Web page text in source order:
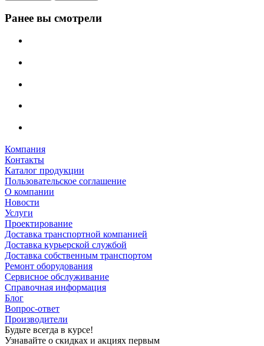
Ранее вы смотрели
Компания
Контакты
Каталог продукции
Пользовательское соглашение
О компании
Новости
Услуги
Проектирование
Доставка транспортной компанией
Доставка курьерской службой
Доставка собственным транспортом
Ремонт оборудования
Сервисное обслуживание
Справочная информация
Блог
Вопрос-ответ
Производители
Будьте всегда в курсе!
Узнавайте о скидках и акциях первым